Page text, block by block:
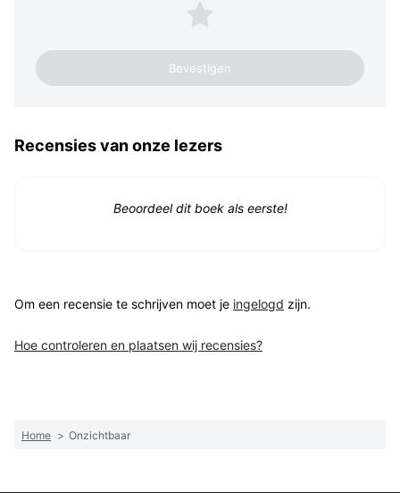
1 ster
Recensies van onze lezers
Beoordeel dit boek als eerste!
Om een recensie te schrijven moet je ingelogd zijn.
Hoe controleren en plaatsen wij recensies?
Home > Onzichtbaar